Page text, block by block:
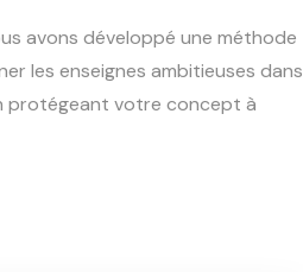
avons développé une méthode
les enseignes ambitieuses dans
votre concept à